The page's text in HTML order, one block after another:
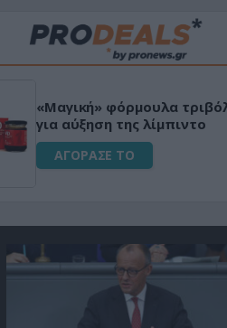
Μεταμόρφωσε τον κήπο
Ultra Box Μίνι
μπαταρία λιθίου
ΑΓΟΡΑΣΕ ΤΟ